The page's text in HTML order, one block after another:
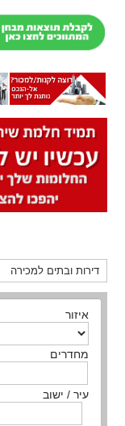
איזור
מחדרים
עיר / ישוב